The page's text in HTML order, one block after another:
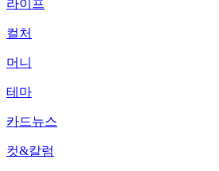
라이프
컬처
머니
테마
카드뉴스
컷&칼럼